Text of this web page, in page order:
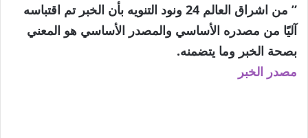
” من اشراق العالم 24 ونود التنويه بأن الخبر تم اقتباسه
آليًا من مصدره الأساسي والمصدر الأساسي هو المعني
بصحة الخبر وما يتضمنه.
مصدر الخبر